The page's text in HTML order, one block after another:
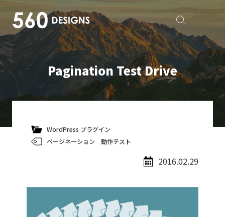
Pagination Test Drive
WordPress プラグイン
ページネーション
動作テスト
2016.02.29